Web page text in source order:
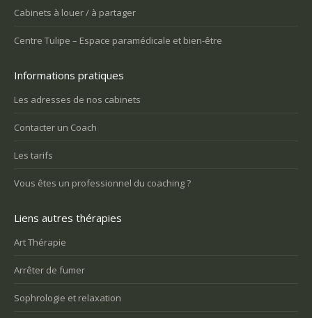
Cabinets à louer / à partager
Centre Tulipe – Espace paramédicale et bien-être
Informations pratiques
Les adresses de nos cabinets
Contacter un Coach
Les tarifs
Vous êtes un professionnel du coaching ?
Liens autres thérapies
Art Thérapie
Arrêter de fumer
Sophrologie et relaxation